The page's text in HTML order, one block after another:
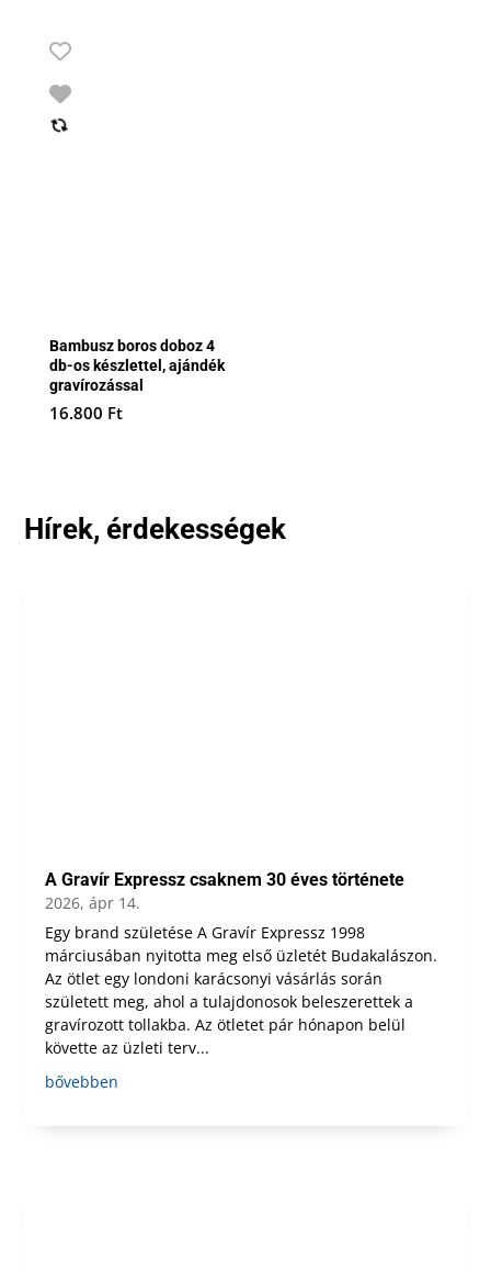
Bambusz boros doboz 4
db-os készlettel, ajándék
gravírozással
16.800 Ft
Hírek, érdekességek
A Gravír Expressz csaknem 30 éves története
2026, ápr 14.
Egy brand születése A Gravír Expressz 1998
márciusában nyitotta meg első üzletét Budakalászon.
Az ötlet egy londoni karácsonyi vásárlás során
született meg, ahol a tulajdonosok beleszerettek a
gravírozott tollakba. Az ötletet pár hónapon belül
követte az üzleti terv...
bővebben